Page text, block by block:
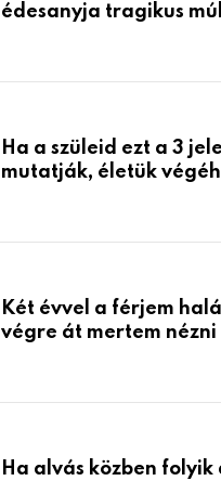
édesanyja tragikus
Ha a szüleid ezt a 3
mutatják, életük
Két évvel a férjem
végre át mertem nézni
életemet
Ha alvás közben folyik